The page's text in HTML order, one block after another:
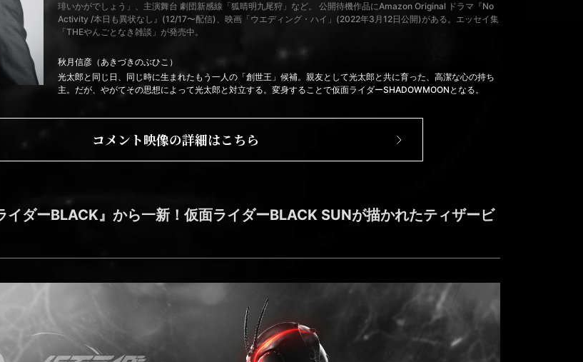
琲いかがでしょう」、主演舞台 劇団新感線「狐晴明九尾狩」など。 公開待機作品にAmazon Original ドラマ『No
Activity /本日も異状なし』(12/17〜配信)、映画「ウエディング・ハイ」(2022年3月12日公開)がある。エッセイ集
「THEやんごとなき雑談」が発売中。
秋月信彦（あきづきのぶひこ）
光太郎と同じ日、同じ時に生まれたもう一人の「創世王」候補。親友として光太郎と共に育った、高潔な心の持ち
主。だが、やがてその思想によって光太郎と対立する。変身することで仮面ライダーSHADOWMOONとなる。
コメント映像の詳細はこちら
イダーBLACK』から一新！仮面ライダーBLACK SUNが描かれたティザービ